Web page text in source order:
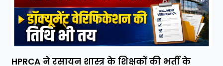
HPRCA ने रसायन शास्त्र के शिक्षकों की भर्ती के